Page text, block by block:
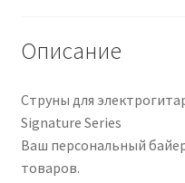
Описание
Струны для
Signature Series
Ваш персональный
товаров.